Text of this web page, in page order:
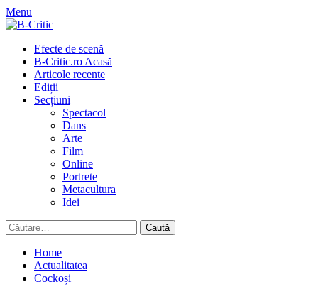
Skip
to
Menu
Primary
Menu
Efecte de scenă
B-Critic.ro Acasă
Articole recente
Ediții
Secțiuni
Spectacol
Dans
Arte
Film
Online
Portrete
Metacultura
Idei
Caută
după:
Home
Actualitatea
Cockoși